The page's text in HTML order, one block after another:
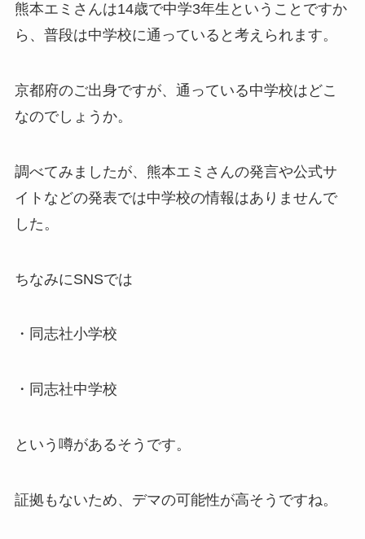
熊本エミさんは14歳で中学3年生ということですか
ら、普段は中学校に通っていると考えられます。
京都府のご出身ですが、通っている中学校はどこ
なのでしょうか。
調べてみましたが、熊本エミさんの発言や公式サ
イトなどの発表では中学校の情報はありませんで
した。
ちなみにSNSでは
・同志社小学校
・同志社中学校
という噂があるそうです。
証拠もないため、デマの可能性が高そうですね。